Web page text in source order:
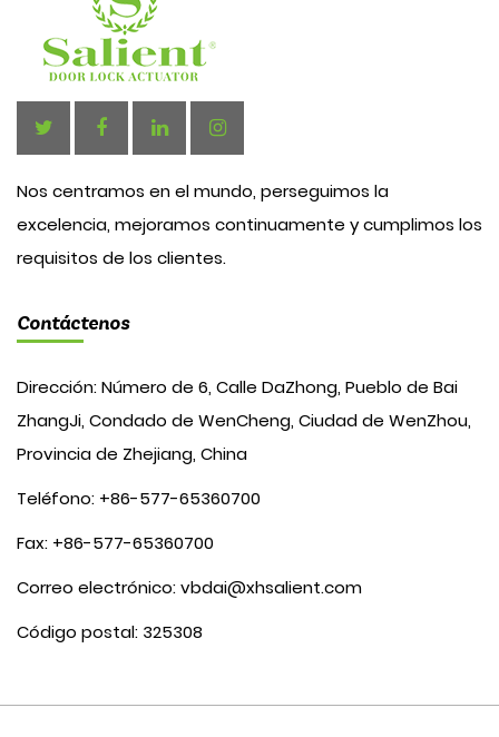
Nos centramos en el mundo, perseguimos la
excelencia, mejoramos continuamente y cumplimos los
requisitos de los clientes.
Contáctenos
Dirección: Número de 6, Calle DaZhong, Pueblo de Bai
ZhangJi, Condado de WenCheng, Ciudad de WenZhou,
Provincia de Zhejiang, China
Teléfono: +86-577-65360700
Fax: +86-577-65360700
Correo electrónico:vbdai@xhsalient.com
Código postal: 325308